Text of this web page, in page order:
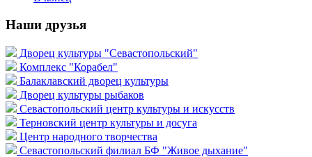
Наши друзья
Дворец культуры "Севастопольский"
Комплекс "Корабел"
Балаклавский дворец культуры
Дворец культуры рыбаков
Севастопольский центр культуры и искусств
Терновский центр культуры и досуга
Центр народного творчества
Севастопольский филиал БФ "Живое дыхание"